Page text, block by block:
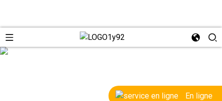
En ligne